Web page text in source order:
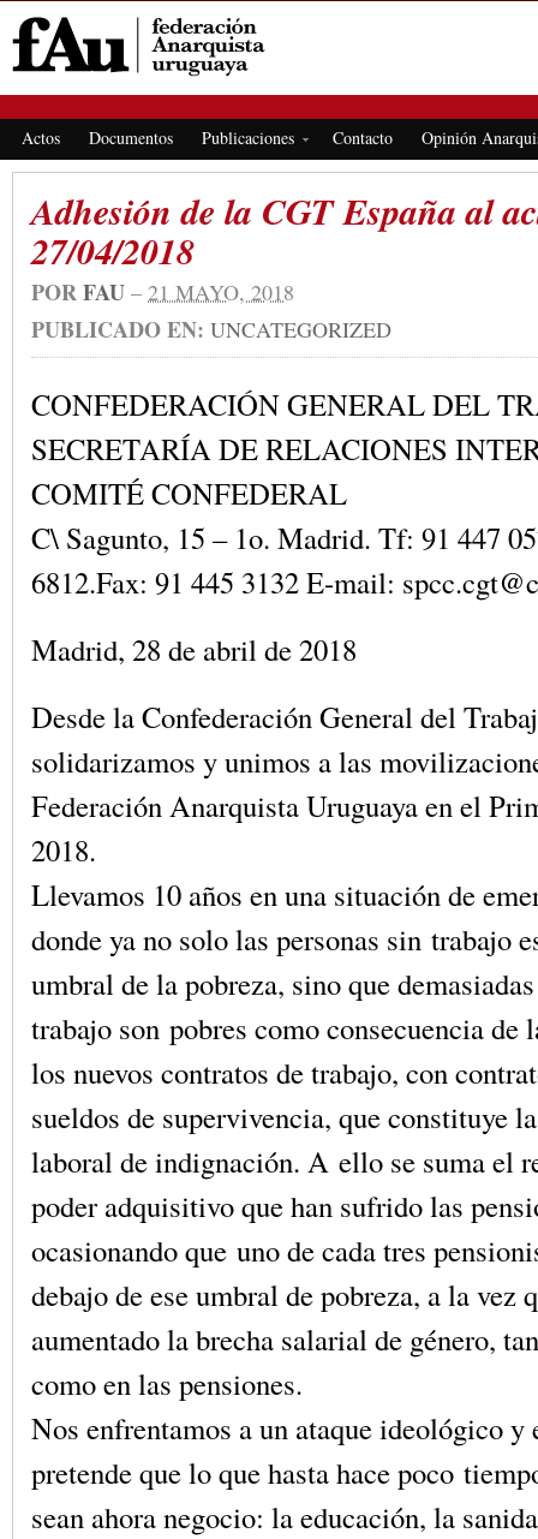
Actos Documentos Publicaciones Contacto Opinión
Adhesión de la CGT España al
27/04/2018
PORFAU – 21 MAYO, 2018
PUBLICADO EN: UNCATEGORIZED
CONFEDERACIÓN GENERAL DEL
SECRETARÍA DE RELACIONES
COMITÉ CONFEDERAL
C\ Sagunto, 15 – 1o. Madrid. Tf: 91 447
6812.Fax: 91 445 3132 E-mail:
Madrid, 28 de abril de 2018
Desde la Confederación General del
solidarizamos y unimos a las
Federación Anarquista Uruguaya en el
2018.
Llevamos 10 años en una situación de
donde ya no solo las personas sin trabajo
umbral de la pobreza, sino que
trabajo son pobres como consecuencia de
los nuevos contratos de trabajo, con
sueldos de supervivencia, que constituye
laboral de indignación. A ello se suma el
poder adquisitivo que han sufrido las
ocasionando que uno de cada tres
debajo de ese umbral de pobreza, a la vez
aumentado la brecha salarial de género,
como en las pensiones.
Nos enfrentamos a un ataque ideológico y
pretende que lo que hasta hace poco
sean ahora negocio: la educación, la